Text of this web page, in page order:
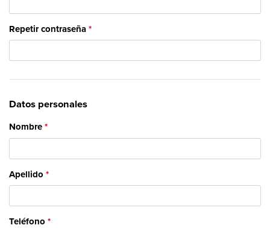
Repetir contraseña
Datos personales
Nombre
Apellido
Teléfono